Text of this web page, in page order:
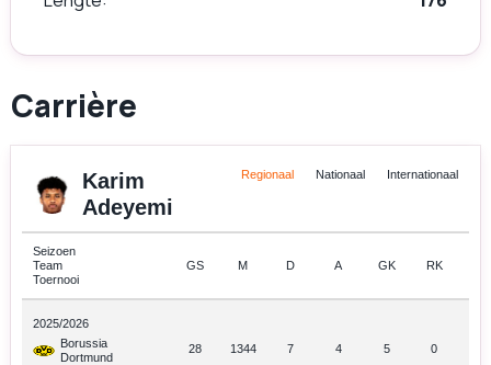
Carrière
Karim
Adeyemi
Regionaal Nationaal Internationaal
Seizoen
Team
Toernooi
GS M D A GK RK
2025/2026
Borussia
Dortmund
28 1344 7 4 5 0